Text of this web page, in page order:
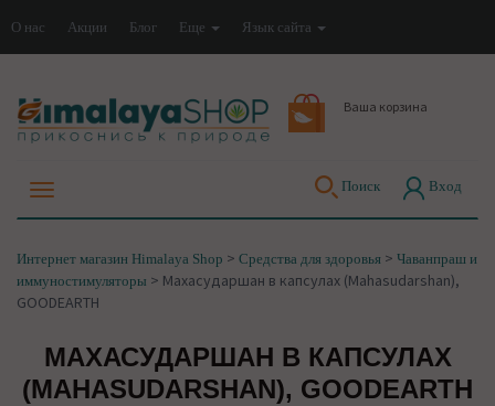
О нас Акции Блог Еще Язык сайта
Ваша корзина
Поиск Вход
Интернет магазин Himalaya Shop > Средства для здоровья > Чаванпраш и
иммуностимуляторы > Махасударшан в капсулах (Mahasudarshan),
GOODEARTH
МАХАСУДАРШАН В КАПСУЛАХ
(MAHASUDARSHAN), GOODEARTH